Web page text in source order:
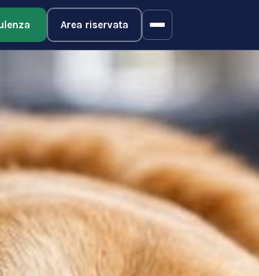
Area riservata